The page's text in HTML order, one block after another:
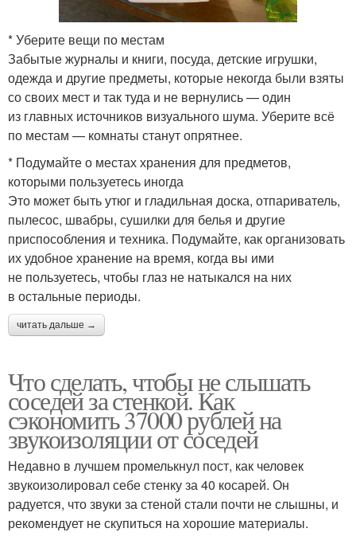
* Уберите вещи по местам
Забытые журналы и книги, посуда, детские игрушки,
одежда и другие предметы, которые некогда были взяты
со своих мест и так туда и не вернулись — один
из главных источников визуального шума. Уберите всё
по местам — комнаты станут опрятнее.
* Подумайте о местах хранения для предметов,
которыми пользуетесь иногда
Это может быть утюг и гладильная доска, отпариватель,
пылесос, швабры, сушилки для белья и другие
приспособления и техника. Подумайте, как организовать
их удобное хранение на время, когда вы ими
не пользуетесь, чтобы глаз не натыкался на них
в остальные периоды.
читать дальше →
Что сделать, чтобы не слышать
соседей за стенкой. Как
сэкономить 37000 рублей на
звукоизоляции от соседей
Недавно в лучшем промелькнул пост, как человек
звукоизолировал себе стенку за 40 косарей. Он
радуется, что звуки за стеной стали почти не слышны, и
рекомендует не скупиться на хорошие материалы.